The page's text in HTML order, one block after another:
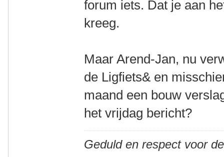
forum iets. Dat je aan
kreeg.
Maar Arend-Jan, nu
de Ligfiets& en
maand een bouw
het vrijdag bericht?
Geduld en respect voor